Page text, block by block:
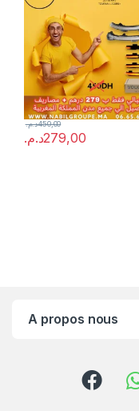
279,00د.م.
450,00د.م.
A propos nous